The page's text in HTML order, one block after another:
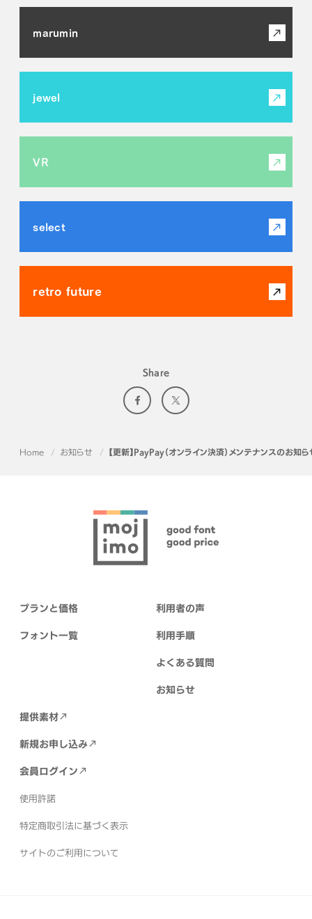
marumin
jewel
VR
select
retro future
Share
Home お知らせ 【更新】PayPay（オンライン決済）メンテナンスのお知ら
プランと価格
フォント一覧
利用者の声
利用手順
よくある質問
お知らせ
提供素材
新規お申し込み
会員ログイン
使用許諾
特定商取引法に基づく表示
サイトのご利用について